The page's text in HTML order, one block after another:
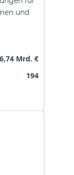
und
Mrd. €
194